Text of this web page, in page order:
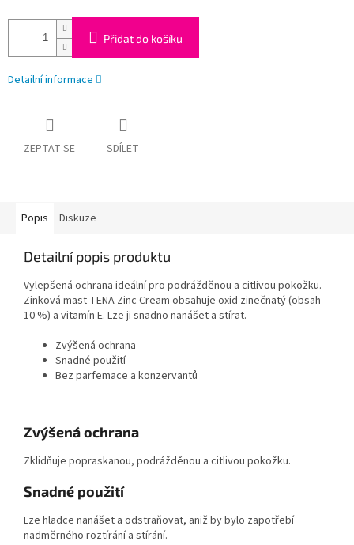
Přidat do košíku
Detailní informace
ZEPTAT SE SDÍLET
Popis Diskuze
Detailní popis produktu
Vylepšená ochrana ideální pro podrážděnou a citlivou pokožku.
Zinková mast TENA Zinc Cream obsahuje oxid zinečnatý (obsah
10 %) a vitamín E. Lze ji snadno nanášet a stírat.
Zvýšená ochrana
Snadné použití
Bez parfemace a konzervantů
Zvýšená ochrana
Zklidňuje popraskanou, podrážděnou a citlivou pokožku.
Snadné použití
Lze hladce nanášet a odstraňovat, aniž by bylo zapotřebí
nadměrného roztírání a stírání.